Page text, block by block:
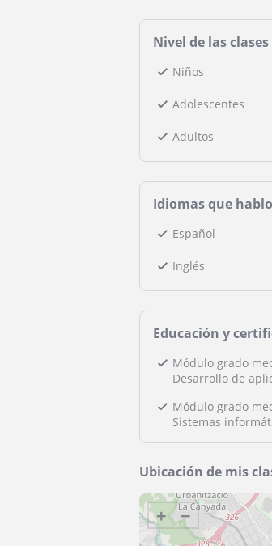
Nivel de las clases
Niños
Adolescentes
Adultos
Idiomas que hablo
Español
Inglés
Educación y
Módulo grado
Desarrollo de
Módulo grado
Sistemas
Ubicación de mis
+ −